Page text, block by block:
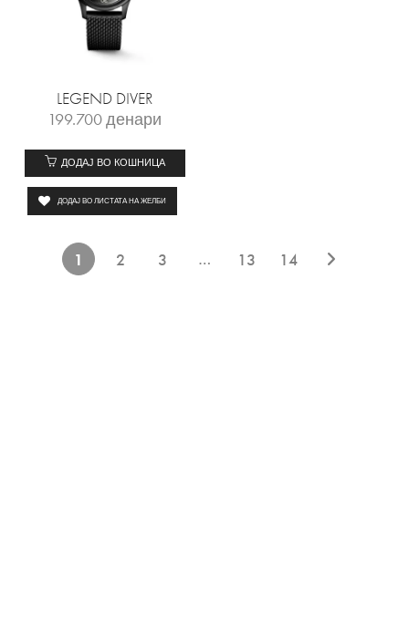
LEGEND DIVER
199.700денари
ДОДАЈ ВО КОШНИЦА
ДОДАЈ ВО ЛИСТАТА НА ЖЕЛБИ
1 2 3 … 13 14